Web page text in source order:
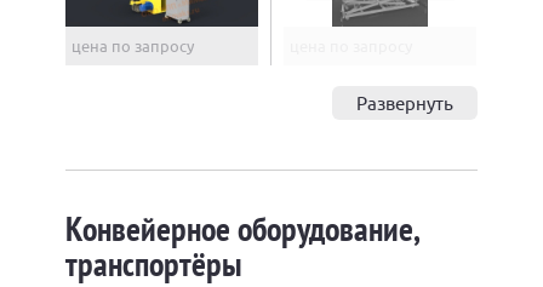
цена по запросу
Развернуть
Конвейерное оборудование,
транспортёры